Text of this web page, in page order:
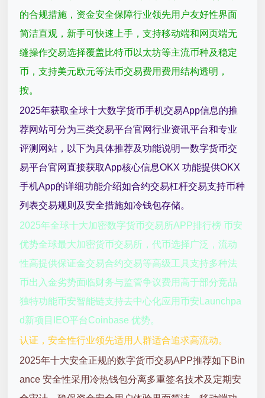
的合规措施，资金安全保障行业领先用户友好性界面
简洁直观，新手可快速上手，支持移动端和网页端无
缝操作交易选择覆盖比特币以太坊等主流币种及稳定
币，支持美元欧元等法币交易费用费用结构透明，
按。
2025年获取全球十大数字货币手机交易App信息的推
荐网站可分为三类交易平台官网行业资讯平台和专业
评测网站，以下为具体推荐及功能说明一数字货币交
易平台官网直接获取App核心信息OKX 功能提供OKX
手机App的详细功能介绍如合约交易杠杆交易支持币种
列表交易规则及安全措施如冷钱包存储。
2025年全球十大加密数字货币交易所APP排行榜 币安
优势全球最大加密货币交易所，代币选择广泛，流动
性高提供保证金交易合约交易等高级工具支持多种法
币出入金劣势面临财务与监管争议费用高于部分竞品
独特功能币安智能链支持去中心化应用币安Launchpa
d新项目IEO平台Coinbase 优势。
认证，安全性行业领先适用人群适合追求高流动。
2025年十大安全正规的数字货币交易APP推荐如下Bin
ance 安全性采用冷热钱包分离多重签名技术及定期安